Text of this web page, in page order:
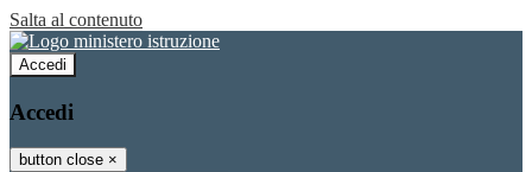
Salta al contenuto
Accedi
Accedi
button close ×